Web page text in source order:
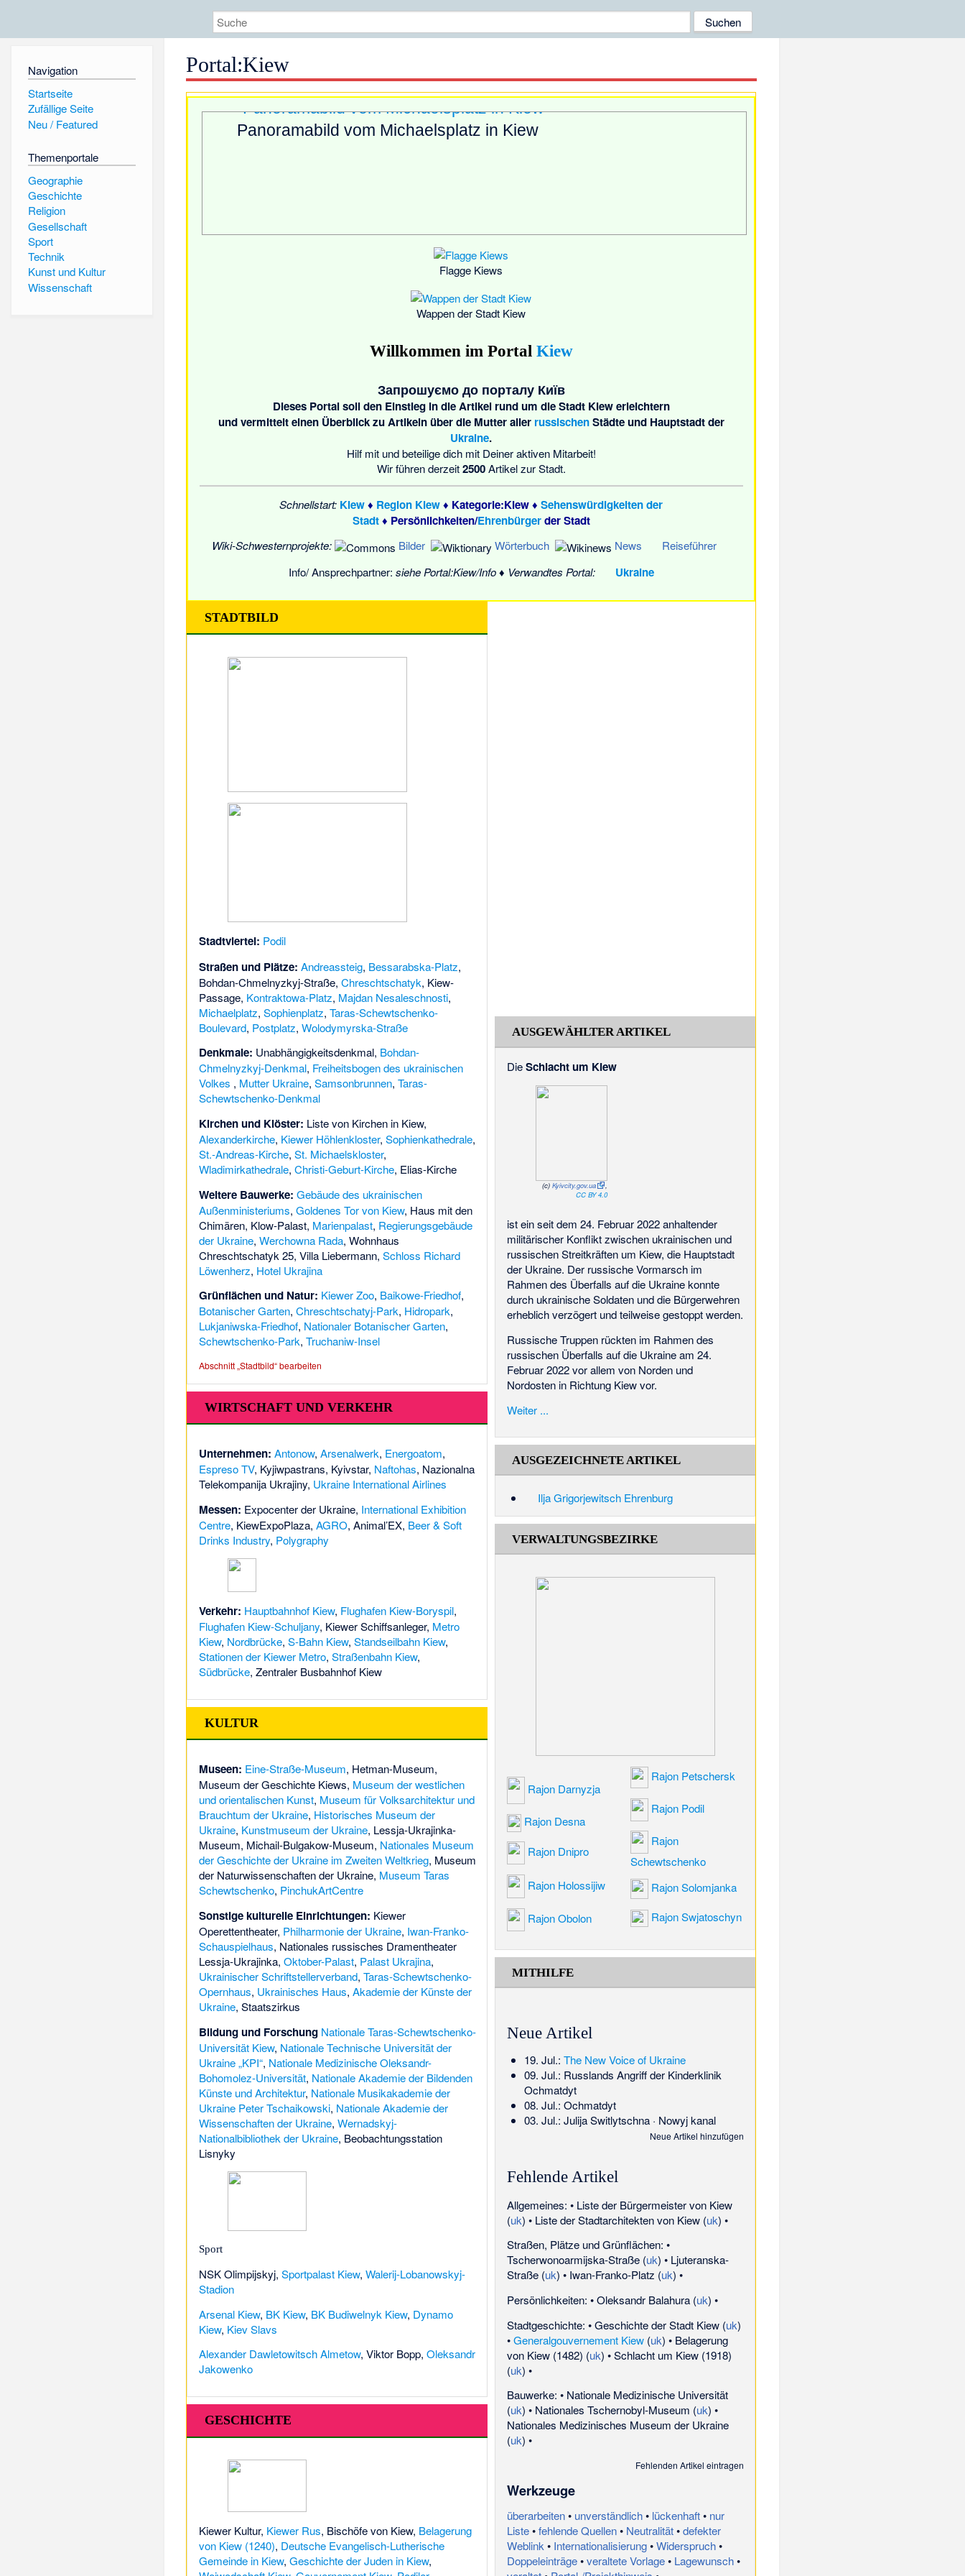
Navigation
Startseite
Zufällige Seite
Neu / Featured
Themenportale
Geographie
Geschichte
Religion
Gesellschaft
Sport
Technik
Kunst und Kultur
Wissenschaft
Portal:Kiew
Panoramabild vom Michaelsplatz in Kiew
Flagge Kiews
Wappen der Stadt Kiew
Willkommen im Portal Kiew
Запрошуємо до порталу Київ
Dieses Portalsoll den Einstieg in die Artikel rund um die Stadt Kiew erleichtern
und vermittelt einen Überblick zu Artikeln über die Mutter aller russischenStädte und Hauptstadt der
Ukraine.
Hilf mit und beteilige dich mit Deiner aktiven Mitarbeit!
Wir führen derzeit2500Artikel zur Stadt.
Schnellstart: Kiew♦ Region Kiew♦ Kategorie:Kiew♦Sehenswürdigkeiten der
Stadt♦ Persönlichkeiten/Ehrenbürgerder Stadt
Wiki-Schwesternprojekte: Bilder Wörterbuch News
Reiseführer
Info/ Ansprechpartner: siehePortal:Kiew/Info♦ Verwandtes Portal: Ukraine
STADTBILD
Stadtviertel: Podil
Straßen und Plätze: Andreassteig, Bessarabska-Platz,
Bohdan-Chmelnyzkyj-Straße, Chreschtschatyk, Kiew-
Passage, Kontraktowa-Platz, Majdan Nesaleschnosti,
Michaelplatz, Sophienplatz, Taras-Schewtschenko-
Boulevard, Postplatz, Wolodymyrska-Straße
Denkmale: Unabhängigkeitsdenkmal, Bohdan-
Chmelnyzkyj-Denkmal, Freiheitsbogen des ukrainischen
Volkes , Mutter Ukraine, Samsonbrunnen, Taras-
Schewtschenko-Denkmal
Kirchen und Klöster: Liste von Kirchen in Kiew,
Alexanderkirche, Kiewer Höhlenkloster, Sophienkathedrale,
St.-Andreas-Kirche, St. Michaelskloster,
Wladimirkathedrale, Christi-Geburt-Kirche, Elias-Kirche
Weitere Bauwerke: Gebäude des ukrainischen
Außenministeriums, Goldenes Tor von Kiew, Haus mit den
Chimären, Klow-Palast, Marienpalast, Regierungsgebäude
der Ukraine, Werchowna Rada, Wohnhaus
Chreschtschatyk 25, Villa Liebermann, Schloss Richard
Löwenherz, Hotel Ukrajina
Grünflächen und Natur: Kiewer Zoo, Baikowe-Friedhof,
Botanischer Garten, Chreschtschatyj-Park, Hidropark,
Lukjaniwska-Friedhof, Nationaler Botanischer Garten,
Schewtschenko-Park, Truchaniw-Insel
Abschnitt „Stadtbild“ bearbeiten
WIRTSCHAFT UND VERKEHR
Unternehmen: Antonow, Arsenalwerk, Energoatom,
Espreso TV, Kyjiwpastrans, Kyivstar, Naftohas, Nazionalna
Telekompanija Ukrajiny, Ukraine International Airlines
Messen: Expocenter der Ukraine, International Exhibition
Centre, KiewExpoPlaza, AGRO, Animal’EX, Beer & Soft
Drinks Industry, Polygraphy
Verkehr: Hauptbahnhof Kiew, Flughafen Kiew-Boryspil,
Flughafen Kiew-Schuljany, Kiewer Schiffsanleger, Metro
Kiew, Nordbrücke, S-Bahn Kiew, Standseilbahn Kiew,
Stationen der Kiewer Metro, Straßenbahn Kiew,
Südbrücke, Zentraler Busbahnhof Kiew
KULTUR
Museen: Eine-Straße-Museum, Hetman-Museum,
Museum der Geschichte Kiews, Museum der westlichen
und orientalischen Kunst, Museum für Volksarchitektur und
Brauchtum der Ukraine, Historisches Museum der
Ukraine, Kunstmuseum der Ukraine, Lessja-Ukrajinka-
Museum, Michail-Bulgakow-Museum, Nationales Museum
der Geschichte der Ukraine im Zweiten Weltkrieg, Museum
der Naturwissenschaften der Ukraine, Museum Taras
Schewtschenko, PinchukArtCentre
Sonstige kulturelle Einrichtungen: Kiewer
Operettentheater, Philharmonie der Ukraine, Iwan-Franko-
Schauspielhaus, Nationales russisches Dramentheater
Lessja-Ukrajinka, Oktober-Palast, Palast Ukrajina,
Ukrainischer Schriftstellerverband, Taras-Schewtschenko-
Opernhaus, Ukrainisches Haus, Akademie der Künste der
Ukraine, Staatszirkus
Bildung und Forschung Nationale Taras-Schewtschenko-
Universität Kiew, Nationale Technische Universität der
Ukraine „KPI“, Nationale Medizinische Oleksandr-
Bohomolez-Universität, Nationale Akademie der Bildenden
Künste und Architektur, Nationale Musikakademie der
Ukraine Peter Tschaikowski, Nationale Akademie der
Wissenschaften der Ukraine, Wernadskyj-
Nationalbibliothek der Ukraine, Beobachtungsstation
Lisnyky
Sport
NSK Olimpijskyj, Sportpalast Kiew, Walerij-Lobanowskyj-
Stadion
Arsenal Kiew, BK Kiew, BK Budiwelnyk Kiew, Dynamo
Kiew, Kiev Slavs
Alexander Dawletowitsch Almetow, Viktor Bopp, Oleksandr
Jakowenko
GESCHICHTE
Kiewer Kultur, Kiewer Rus, Bischöfe von Kiew, Belagerung
von Kiew (1240), Deutsche Evangelisch-Lutherische
Gemeinde in Kiew, Geschichte der Juden in Kiew,
AUSGEWÄHLTER ARTIKEL
DieSchlacht um Kiew
(c) Kyivcity.gov.ua
,
CC BY 4.0
ist ein seit dem 24. Februar 2022 anhaltender
militärischer Konflikt zwischen ukrainischen und
russischen Streitkräften um Kiew, die Hauptstadt
der Ukraine. Der russische Vormarsch im
Rahmen des Überfalls auf die Ukraine konnte
durch ukrainische Soldaten und die Bürgerwehren
erheblich verzögert und teilweise gestoppt werden.
Russische Truppen rückten im Rahmen des
russischen Überfalls auf die Ukraine am 24.
Februar 2022 vor allem von Norden und
Nordosten in Richtung Kiew vor.
Weiter ...
AUSGEZEICHNETE ARTIKEL
Ilja Grigorjewitsch Ehrenburg
VERWALTUNGSBEZIRKE
Rajon Darnyzja
Rajon Desna
Rajon Dnipro
Rajon Holossijiw
Rajon Obolon
Rajon Petschersk
Rajon Podil
Rajon
Schewtschenko
Rajon Solomjanka
Rajon Swjatoschyn
MITHILFE
Neue Artikel
19. Jul.: The New Voice of Ukraine
09. Jul.: Russlands Angriff der Kinderklinik
Ochmatdyt
08. Jul.: Ochmatdyt
03. Jul.: Julija Switlytschna· Nowyj kanal
Neue Artikel hinzufügen
Fehlende Artikel
Allgemeines: • Liste der Bürgermeister von Kiew
(uk) • Liste der Stadtarchitekten von Kiew(uk) •
Straßen, Plätze und Grünflächen: •
Tscherwonoarmijska-Straße(uk) • Ljuteranska-
Straße(uk) • Iwan-Franko-Platz (uk) •
Persönlichkeiten: •Oleksandr Balahura(uk) •
Stadtgeschichte: •Geschichte der Stadt Kiew(uk)
•Generalgouvernement Kiew(uk) • Belagerung
von Kiew (1482) (uk) •Schlacht um Kiew (1918)
(uk) •
Bauwerke: • Nationale Medizinische Universität
(uk) • Nationales Tschernobyl-Museum (uk) •
Nationales Medizinisches Museum der Ukraine
(uk) •
Fehlenden Artikel eintragen
Werkzeuge
überarbeiten• unverständlich• lückenhaft• nur
Liste•fehlende Quellen• Neutralität•defekter
Weblink• Internationalisierung•Widerspruch•
Doppeleinträge•veraltete Vorlage• Lagewunsch•